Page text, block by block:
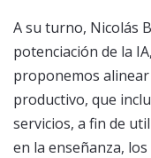
A su turno, Nicolás
potenciación de la
proponemos
productivo, que
servicios, a fin de
en la enseñanza,